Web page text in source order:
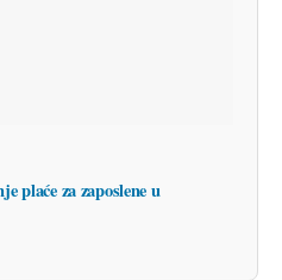
plaće za zaposlene u